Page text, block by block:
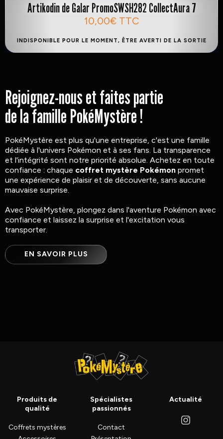
Artikodin de Galar PromoSWSH282 CollectAura 7
10,00€ TTC
INDISPONIBLE POUR LE MOMENT, ÊTRE AVERTI DE LA SORTIE
Rejoignez-nous et faites partie
de la famille PokéMystère !
PokéMystère est plus qu'une entreprise, c'est une famille
dédiée à l'univers Pokémon et à ses fans. La transparence
et l'intégrité sont notre priorité absolue. Achetez en toute
confiance : chaque coffret mystère Pokémon promet
une expérience de plaisir et de découverte, sans aucune
mauvaise surprise.
Avec PokéMystère, plongez dans l'aventure Pokémon avec
confiance et laissez la surprise et l'excitation vous
transporter.
EN SAVOIR PLUS
Produits de
qualité
Coffrets mystères
Spécialistes
passionnés
Contact
Actualité